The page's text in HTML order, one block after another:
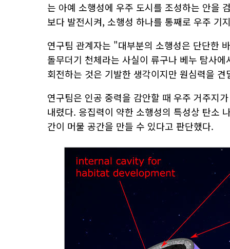
는 아예 소행성에 우주 도시를 조성하는 안을
보다 발전시켜, 소행성 하나를 통째로 우주 기
연구팀 관계자는 "대부분의 소행성은 단단한
돌무더기 천체라는 사실이 류구나 베누 탐사
회전하는 것은 기발한 생각이지만 원심력을
연구팀은 인공 중력을 감안할 때 우주 거주지
내렸다. 응집력이 약한 소행성의 특성상 탄소
간이 머물 공간을 만들 수 있다고 판단했다.